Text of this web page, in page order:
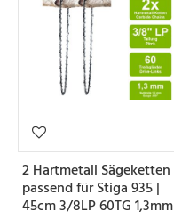
2 Hartmetall Sägeketten
passend für Stiga 935 |
45cm 3/8LP 60TG 1,3mm